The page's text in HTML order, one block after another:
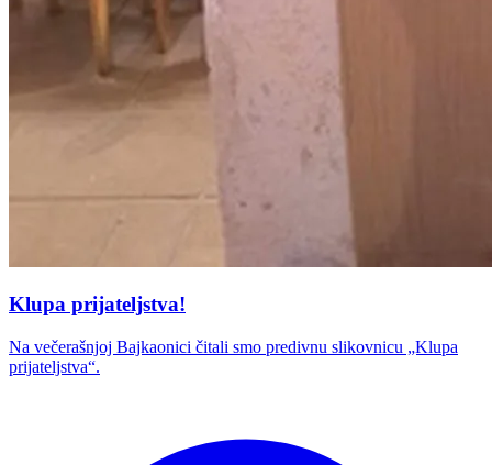
Klupa prijateljstva!
Na večerašnjoj Bajkaonici čitali smo predivnu slikovnicu „Klupa
prijateljstva“.